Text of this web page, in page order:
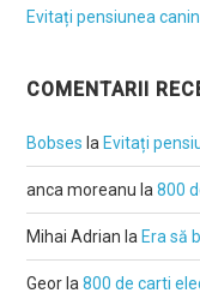
Evitați pensiunea
COMENTARII
Bobses la Evitați
anca moreanu la800
Mihai Adrian la Era să
Geor la800 de carti